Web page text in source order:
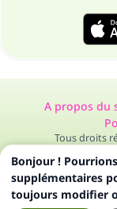
A propos du
Tous droits
Bonjour !
supplémentaires
toujours modifier